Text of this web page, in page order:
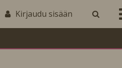
Kirjaudu sisään